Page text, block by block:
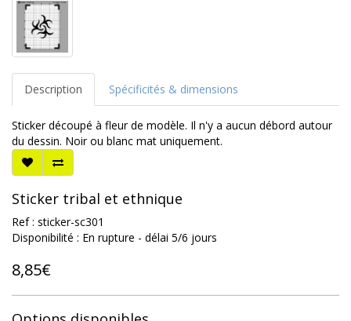
Description Spécificités & dimensions
Sticker découpé à fleur de modèle. Il n'y a aucun débord autour
du dessin. Noir ou blanc mat uniquement.
Sticker tribal et ethnique
Ref : sticker-sc301
Disponibilité : En rupture - délai 5/6 jours
8,85€